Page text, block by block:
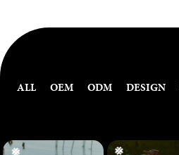
ALL OEM ODM DESIGN